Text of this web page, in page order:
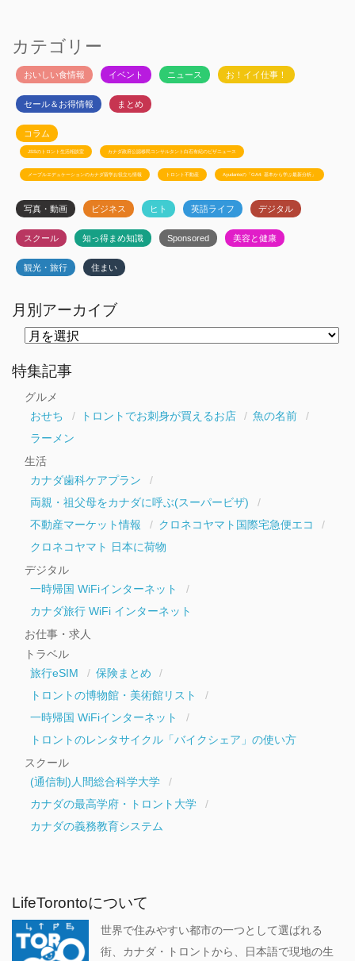
カテゴリー
おいしい食情報 イベント ニュース お！イイ仕事！
セール＆お得情報 まとめ
コラム
JSSのトロント生活相談室 カナダ政府公認移民コンサルタント白石有紀のビザニュース
メープルエデュケーションのカナダ留学お役立ち情報 トロント不動産 Ayudanteの「GA4: 基本から学ぶ最新分析」
写真・動画 ビジネス ヒト 英語ライフ デジタル
スクール 知っ得まめ知識 Sponsored 美容と健康
観光・旅行 住まい
月別アーカイブ
ー
カ
特集記事
グルメ
おせち
トロントでお刺身が買えるお店
魚の名前
ラーメン
生活
カナダ歯科ケアプラン
両親・祖父母をカナダに呼ぶ(スーパービザ)
不動産マーケット情報
クロネコヤマト国際宅急便エコ
クロネコヤマト 日本に荷物
デジタル
一時帰国 WiFiインターネット
カナダ旅行 WiFi インターネット
お仕事・求人
トラベル
旅行eSIM
保険まとめ
トロントの博物館・美術館リスト
一時帰国 WiFiインターネット
トロントのレンタサイクル「バイクシェア」の使い方
スクール
(通信制)人間総合科学大学
カナダの最高学府・トロント大学
カナダの義務教育システム
LifeTorontoについて
世界で住みやすい都市の一つとして選ばれる
街、カナダ・トロントから、日本語で現地の生